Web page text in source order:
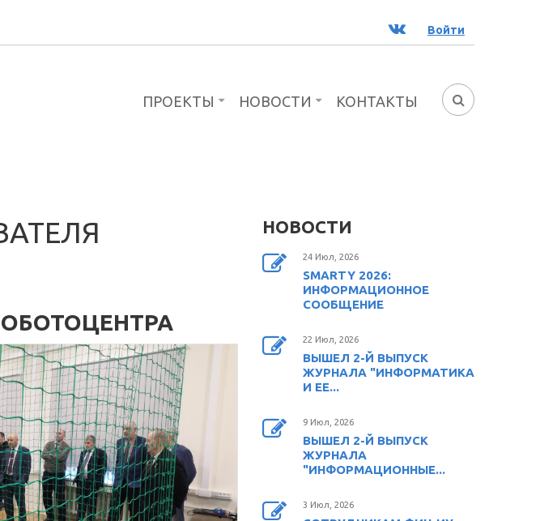
ВК Войти
ФОРМА
ПРОЕКТЫ НОВОСТИ КОНТАКТЫ
НОВОСТИ
24 Июл, 2026
SMARTY 2026:
ИНФОРМАЦИОННОЕ
СООБЩЕНИЕ
22 Июл, 2026
ВЫШЕЛ 2-Й ВЫПУСК
ЖУРНАЛА "ИНФОРМАТИКА
И ЕЕ...
9 Июл, 2026
ВЫШЕЛ 2-Й ВЫПУСК
ЖУРНАЛА
"ИНФОРМАЦИОННЫЕ...
3 Июл, 2026